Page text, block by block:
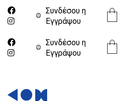
Συνδέσου η
Eγγράψου
Συνδέσου η
Eγγράψου